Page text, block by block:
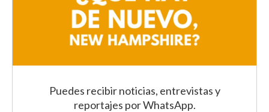
Puedes recibir noticias, entrevistas y
reportajes por WhatsApp.